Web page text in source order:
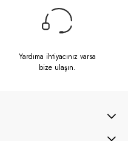
Yardıma ihtiyacınız varsa
bize ulaşın.